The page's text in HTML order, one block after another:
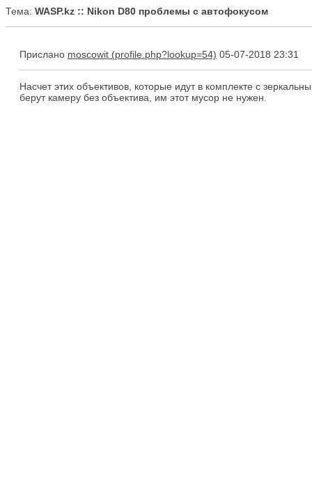
Тема: WASP.kz :: Nikon D80 проблемы с автофокусом
Прислано moscowit 05-07-2018 23:31
Насчет этих объективов, которые идут в комплекте с
берут камеру без объектива, им этот мусор не нужен.